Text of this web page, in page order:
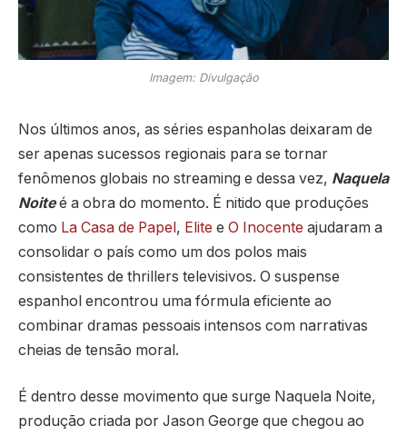
Imagem: Divulgação
Nos últimos anos, as séries espanholas deixaram de
ser apenas sucessos regionais para se tornar
fenômenos globais no streaming e dessa vez, Naquela
Noiteé a obra do momento. É nitido que produções
como La Casa de Papel, Elite e O Inocente ajudaram a
consolidar o país como um dos polos mais
consistentes de thrillers televisivos. O suspense
espanhol encontrou uma fórmula eficiente ao
combinar dramas pessoais intensos com narrativas
cheias de tensão moral.
É dentro desse movimento que surge Naquela Noite,
produção criada por Jason George que chegou ao